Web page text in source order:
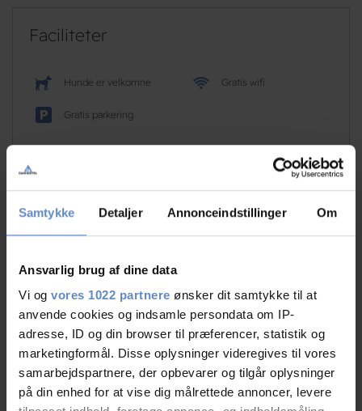
Samtykke Detaljer Annonceindstillinger Om
Ansvarlig brug af dine data
Vi og vores 1022 partnere ønsker dit samtykke til at
anvende cookies og indsamle persondata om IP-
adresse, ID og din browser til præferencer, statistik og
marketingformål. Disse oplysninger videregives til vores
samarbejdspartnere, der opbevarer og tilgår oplysninger
på din enhed for at vise dig målrettede annoncer, levere
Faciliteter
Hunde er velkomne Gratis wifi
Gratis parkering
8,74
8,74 ud af 10
Baseret på 169 anmeldelser